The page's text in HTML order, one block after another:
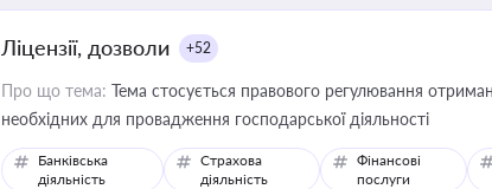
Ліцензії, дозволи +52
Про що тема: Тема стосується правового регулювання
необхідних для провадження господарської діяльності
Банківська
діяльність
Страхова
діяльність
Фінансові
послуги